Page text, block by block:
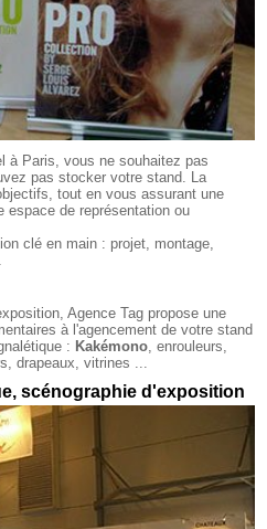
à Paris, vous ne souhaitez pas
pas stocker votre stand. La
tout en vous assurant une
espace de représentation ou
clé en main : projet, montage,
Agence Tag propose une
à l'agencement de votre stand
: Kakémono , enrouleurs,
drapeaux, vitrines ...
scénographie d'exposition